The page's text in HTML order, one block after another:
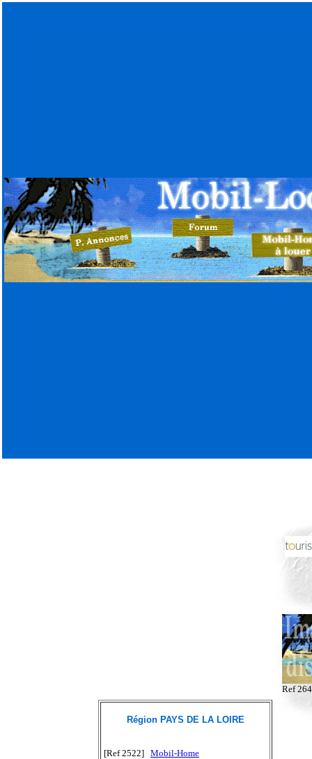
Région PAYS DE LA LOIRE
[Ref 2522] Mobil-Home
Ref